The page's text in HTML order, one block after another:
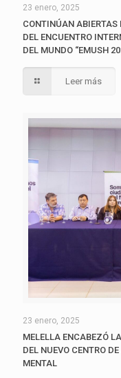
23 enero, 2025
CONTINÚAN ABIERTAS
DEL ENCUENTRO
DEL MUNDO “EMUSH
Leer más
23 enero, 2025
MELELLA ENCABEZÓ
DEL NUEVO CENTRO
MENTAL